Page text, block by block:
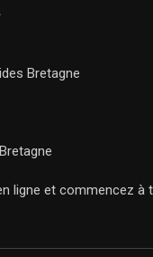
Bretagne
ligne et commencez à